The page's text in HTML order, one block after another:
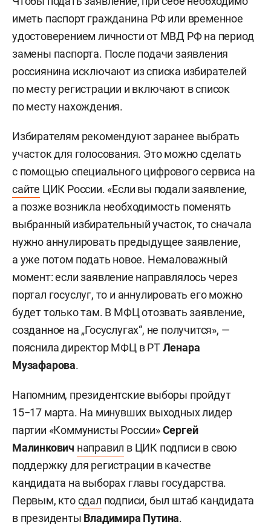
иметь паспорт гражданина РФ или временное
удостоверением личности от МВД РФ на период
замены паспорта. После подачи заявления
россиянина исключают из списка избирателей
по месту регистрации и включают в список
по месту нахождения.
Избирателям рекомендуют заранее выбрать
участок для голосования. Это можно сделать
с помощью специального цифрового сервиса на
сайте ЦИК России. «Если вы подали заявление,
а позже возникла необходимость поменять
выбранный избирательный участок, то сначала
нужно аннулировать предыдущее заявление,
а уже потом подать новое. Немаловажный
момент: если заявление направлялось через
портал госуслуг, то и аннулировать его можно
будет только там. В МФЦ отозвать заявление,
созданное на „Госуслугах“, не получится», —
пояснила директор МФЦ в РТЛенара
Музафарова.
Напомним, президентские выборы пройдут
15−17 марта. На минувших выходных лидер
партии «Коммунисты России»Сергей
Малинкович направил в ЦИК подписи в свою
поддержку для регистрации в качестве
кандидата на выборах главы государства.
Первым, ктосдал подписи, был штаб кандидата
в президенты Владимира Путина.